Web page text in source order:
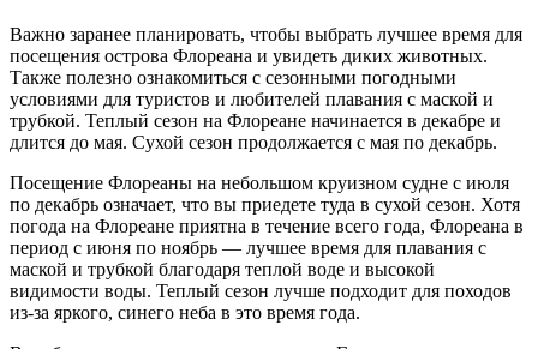
Важно заранее планировать, чтобы выбрать лучшее время для
посещения острова Флореана и увидеть диких животных.
Также полезно ознакомиться с сезонными погодными
условиями для туристов и любителей плавания с маской и
трубкой. Теплый сезон на Флореане начинается в декабре и
длится до мая. Сухой сезон продолжается с мая по декабрь.
Посещение Флореаны на небольшом круизном судне с июля
по декабрь означает, что вы приедете туда в сухой сезон. Хотя
погода на Флореане приятна в течение всего года, Флореана в
период с июня по ноябрь — лучшее время для плавания с
маской и трубкой благодаря теплой воде и высокой
видимости воды. Теплый сезон лучше подходит для походов
из-за яркого, синего неба в это время года.